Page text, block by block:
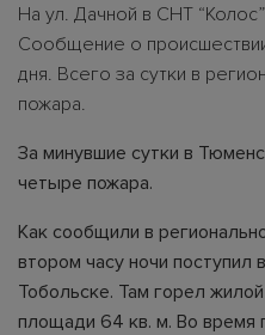
На ул. Дачной в СНТ
Сообщение о
дня. Всего за сутки в
пожара.
За минувшие сутки в
четыре пожара.
Как сообщили в
втором часу ночи поступил
Тобольске. Там горел
площади 64 кв. м. Во время